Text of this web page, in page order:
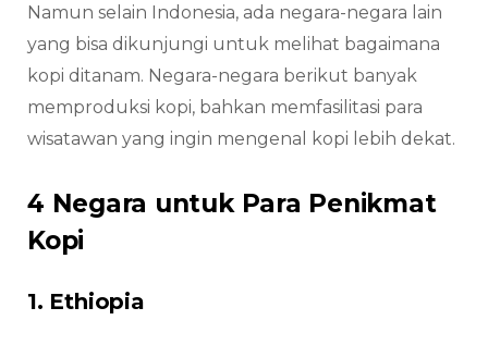
Namun selain Indonesia, ada negara-negara lain
yang bisa dikunjungi untuk melihat bagaimana
kopi ditanam. Negara-negara berikut banyak
memproduksi kopi, bahkan memfasilitasi para
wisatawan yang ingin mengenal kopi lebih dekat.
4 Negara untuk Para Penikmat
Kopi
1. Ethiopia